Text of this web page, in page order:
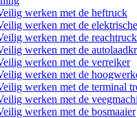
werken met de heftruck
werken met de
werken met de reachtruck
werken met de
werken met de verreiker
werken met de
werken met de terminal
werken met de
werken met de bosmaaier